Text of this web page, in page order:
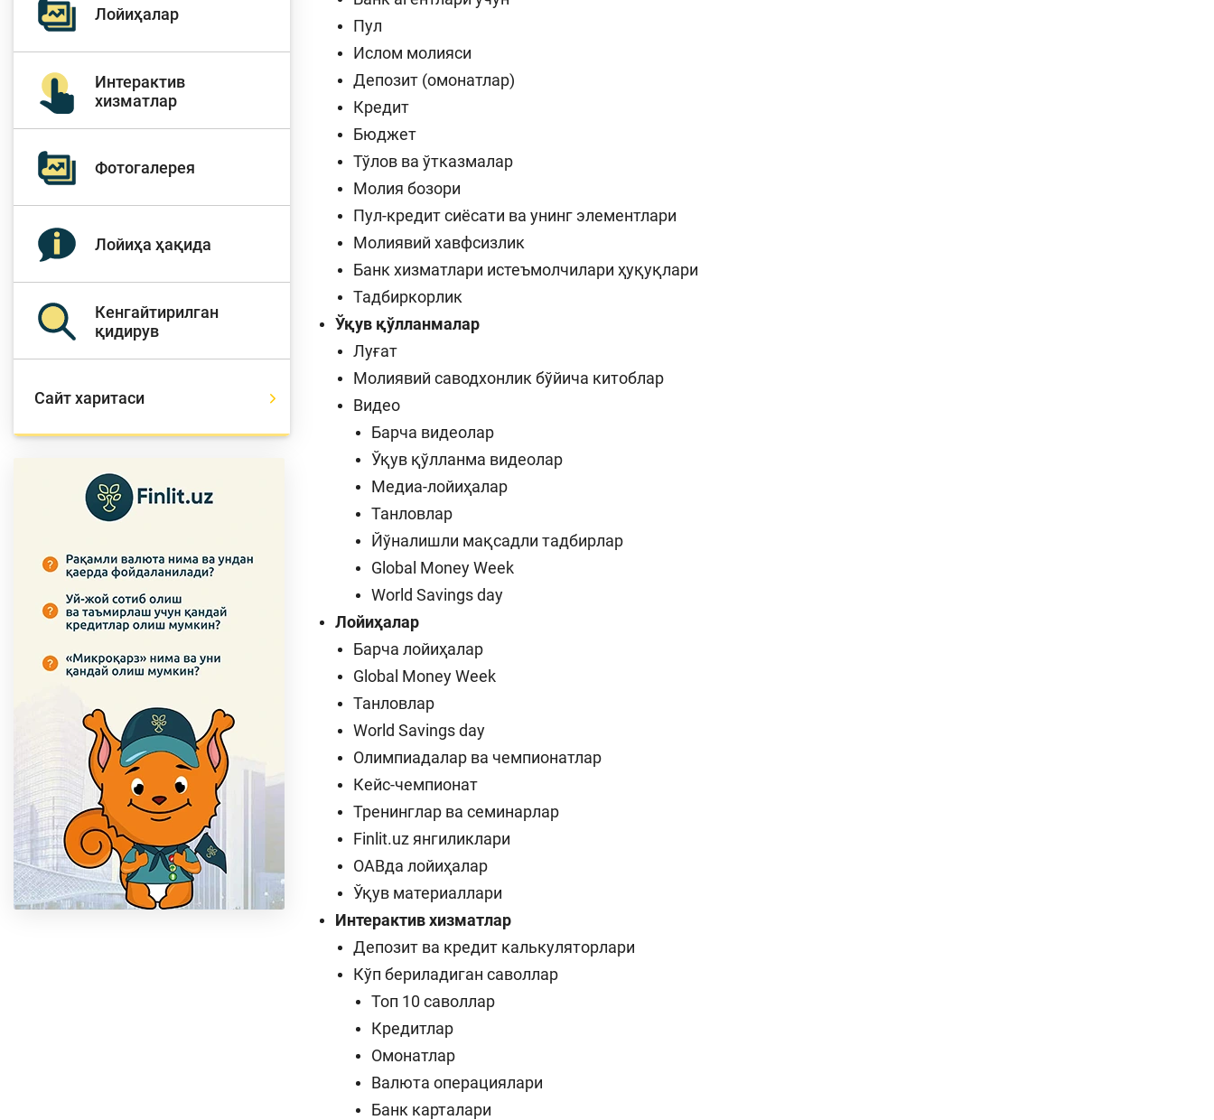
Молиявий
хавфсизлик
Банк хизматлари
истеъмолчилари
ҳуқуқлари
Лойиҳалар
Интерактив
хизматлар
Фотогалерея
Лойиҳа ҳақида
Кенгайтирилган
қидирув
Сайт харитаси
Пул
Ислом молияси
Депозит (омонатлар)
Кредит
Бюджет
Тўлов ва ўтказмалар
Молия бозори
Пул-кредит сиёсати ва унинг элементлари
Молиявий хавфсизлик
Банк хизматлари истеъмолчилари ҳуқуқлари
Тадбиркорлик
Ўқув қўлланмалар
Луғат
Молиявий саводхонлик бўйича китоблар
Видео
Барча видеолар
Ўқув қўлланма видеолар
Медиа-лойиҳалар
Танловлар
Йўналишли мақсадли тадбирлар
Global Money Week
World Savings day
Лойиҳалар
Барча лойиҳалар
Global Money Week
Танловлар
World Savings day
Олимпиадалар ва чемпионатлар
Кейс-чемпионат
Тренинглар ва семинарлар
Finlit.uz янгиликлари
ОАВда лойиҳалар
Ўқув материаллари
Интерактив хизматлар
Депозит ва кредит калькуляторлари
Кўп бериладиган саволлар
Топ 10 саволлар
Кредитлар
Омонатлар
Валюта операциялари
Банк карталари